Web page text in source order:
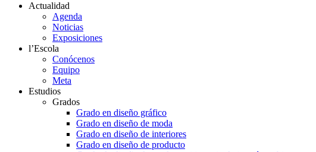
Actualidad
Agenda
Noticias
Exposiciones
l’Escola
Conócenos
Equipo
Meta
Estudios
Grados
Grado en diseño gráfico
Grado en diseño de moda
Grado en diseño de interiores
Grado en diseño de producto